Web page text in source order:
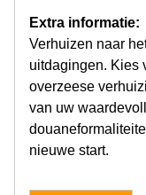
Extra informatie:
Verhuizen naar
uitdagingen. Kies
overzeese
van uw
nieuwe start.